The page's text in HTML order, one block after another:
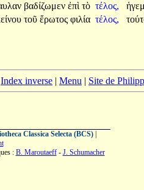
βαδίζωμεν ἐπὶ τὸ τέλος,
τοῦ ἔρωτος φιλία τέλος,
Index inverse | Menu | Site de
Classica Selecta (BCS)|
: B. Maroutaeff- J. Schumacher